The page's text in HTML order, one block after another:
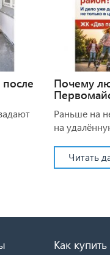
после Почему
Раньше на
на
Читать
Как купить